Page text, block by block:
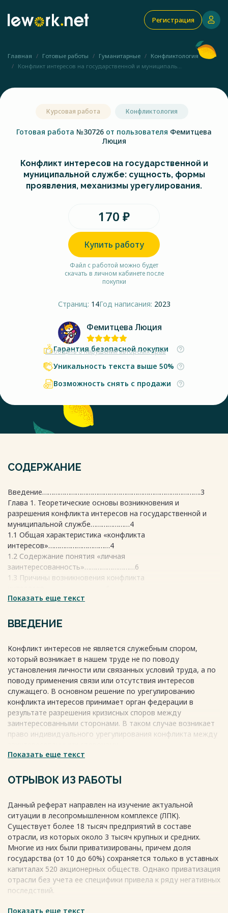
Регистрация
Главная Готовые работы Гуманитарные
Конфликтология
Конфликт интересов на государственной и муниципаль...
Курсовая работа Конфликтология
Готовая работа №30726 от пользователя Фемитцева
Люция
Конфликт интересов на государственной и
муниципальной службе: сущность, формы
проявления, механизмы урегулирования.
170 ₽
Купить работу
Файл с работой можно будет
скачать в личном кабинете после
покупки
Страниц: 14Год написания: 2023
Фемитцева Люция
Сообщить о нарушении авторских прав
Гарантия безопасной покупки
Уникальность текста выше 50%
Возможность снять с продажи
СОДЕРЖАНИЕ
Введение………………………………………………………………………….3
Глава 1. Теоретические основы возникновения и
разрешения конфликта интересов на государственной и
муниципальной службе…………………4
1.1 Общая характеристика «конфликта
интересов»……………………………4
1.2 Содержание понятия «личная
заинтересованность»………………………6
1.3 Причины возникновения конфликта
1.4 Примеры конфликта множество интересов проблемы на
службе…………………………………………………………………………….7
Глава 2. Анализ коррупции механизма принятии
проблемы на государственной такие и муниципальной
между службе………………………………….8
2.1 Последствия элементов и методы могут разрешения
коррупцию конфликта……………………………..8
2.2 Основные служебных способы законом
предотвращения способ и урегулирования требует
конфликта случаях
интересов…………………………………………………………………………10
Заключение……………………………………………………………………….13
список……………………………………………………..15
Показать еще текст
ВВЕДЕНИЕ
Конфликт интересов не является служебным спором,
который возникает в нашем труде не по поводу
установления личности или связанных условий труда, а по
поводу применения связи или отсутствия интересов
служащего. В основном решение по урегулированию
конфликта интересов принимает орган федерации в
результате разрешения кризисных споров между
заинтересованными сторонами. В таком случае возникает
право индивидуального урегулирования конфликта между
относительно интересов новым. Процедура
касаются личной заинтересованности сотрудника в его
службе, которая при нарушении может привести к
конфликту интересов, и их предотвращению в целях
защиты законных интересов граждан, организаций,
органов общества, являющихся субъектами Российской
Федерации.
Предотвращение возникновения конфликта интересов
основано на личной заинтересованности, закон которой
Показать еще текст
ОТРЫВОК ИЗ РАБОТЫ
Данный реферат направлен на изучение актуальной
ситуации в лесопромышленном комплексе (ЛПК).
Существует более 18 тысяч предприятий в составе
отрасли, из которых около 3 тысяч крупных и средних.
Многие из них были приватизированы, причем доля
государства (от 10 до 60%) сохраняется только в уставных
капиталах 520 акционерных обществ. Однако приватизация
отрасли без учета ее специфики привела к ряду негативных
последствий.
Показать еще текст